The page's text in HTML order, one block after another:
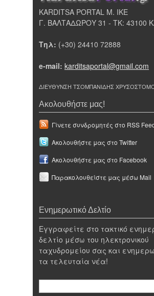
KARDITSA PORTAL Μ. ΙΚΕ
Γ. ΒΑΛΤΑΔΩΡΟΥ 31 - ΤΚ: 43100
Τηλ: (+30) 24410 72888
e-mail: karditsaportal@gmail.com
ΔΙΕΥΘΥΝΣΗ ΤΣΟΜΠΑΝΙΔΗΣ
Ακολουθήστε μας!
Γίνετε συνδρομητές στο RSS
Ακολουθήστε μας στο Twitter
Ακολουθήστε μας στο Facebook
Παρακολουθείστε μας μέσω Mail
Ενημερωτικό Δελτίο
Εγγραφείτε στο τακτικό
δελτίο μέσω του ηλεκτρονικού
ταχυδρομείου σας και
τα τελευταία νέα!